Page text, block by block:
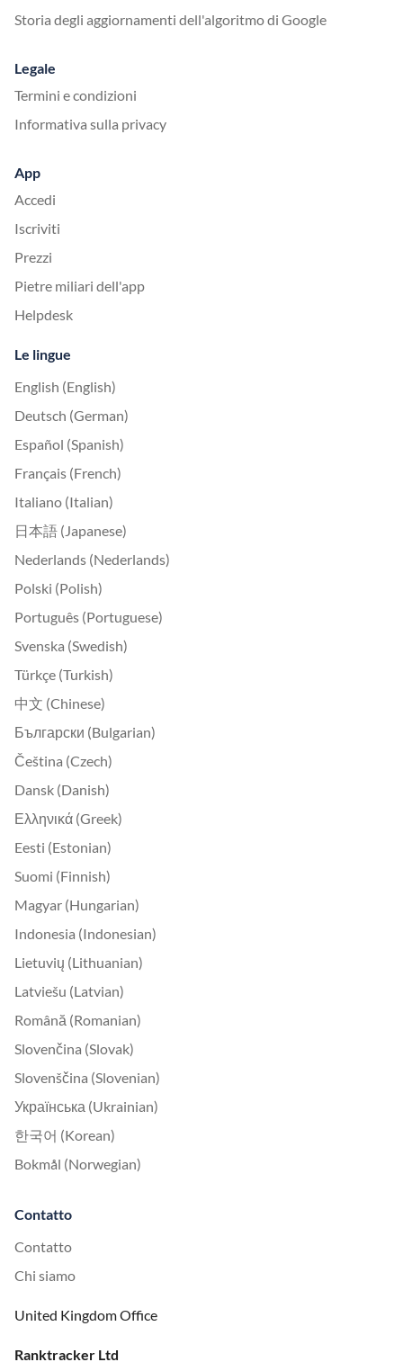
Storia degli aggiornamenti dell'algoritmo di Google
Legale
Termini e condizioni
Informativa sulla privacy
App
Accedi
Iscriviti
Prezzi
Pietre miliari dell'app
Helpdesk
Le lingue
English (English)
Deutsch (German)
Español (Spanish)
Français (French)
Italiano (Italian)
日本語 (Japanese)
Nederlands (Nederlands)
Polski (Polish)
Português (Portuguese)
Svenska (Swedish)
Türkçe (Turkish)
中文 (Chinese)
Български (Bulgarian)
Čeština (Czech)
Dansk (Danish)
Ελληνικά (Greek)
Eesti (Estonian)
Suomi (Finnish)
Magyar (Hungarian)
Indonesia (Indonesian)
Lietuvių (Lithuanian)
Latviešu (Latvian)
Română (Romanian)
Slovenčina (Slovak)
Slovenščina (Slovenian)
Українська (Ukrainian)
한국어 (Korean)
Bokmål (Norwegian)
Contatto
Contatto
Chi siamo
United Kingdom Office
Ranktracker Ltd